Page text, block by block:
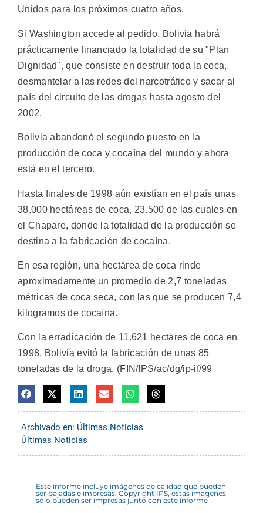
Unidos para los próximos cuatro años.
Si Washington accede al pedido, Bolivia habrá
prácticamente financiado la totalidad de su "Plan
Dignidad", que consiste en destruir toda la coca,
desmantelar a las redes del narcotráfico y sacar al
país del circuito de las drogas hasta agosto del
2002.
Bolivia abandonó el segundo puesto en la
producción de coca y cocaína del mundo y ahora
está en el tercero.
Hasta finales de 1998 aún existían en el país unas
38.000 hectáreas de coca, 23.500 de las cuales en
el Chapare, donde la totalidad de la producción se
destina a la fabricación de cocaína.
En esa región, una hectárea de coca rinde
aproximadamente un promedio de 2,7 toneladas
métricas de coca seca, con las que se producen 7,4
kilogramos de cocaína.
Con la erradicación de 11.621 hectáres de coca en
1998, Bolivia evitó la fabricación de unas 85
toneladas de la droga. (FIN/IPS/ac/dg/ip-if/99
Archivado en: Últimas Noticias
Últimas Noticias
Este informe incluye imágenes de calidad que pueden
ser bajadas e impresas. Copyright IPS, estas imágenes
sólo pueden ser impresas junto con este informe